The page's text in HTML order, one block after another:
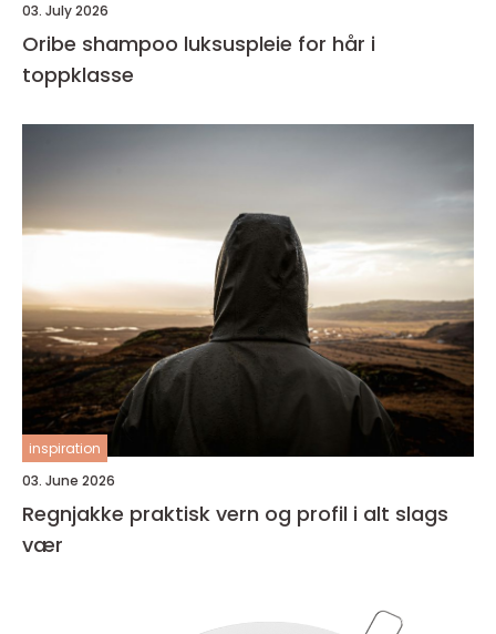
03. July 2026
Oribe shampoo luksuspleie for hår i
toppklasse
inspiration
03. June 2026
Regnjakke praktisk vern og profil i alt slags
vær